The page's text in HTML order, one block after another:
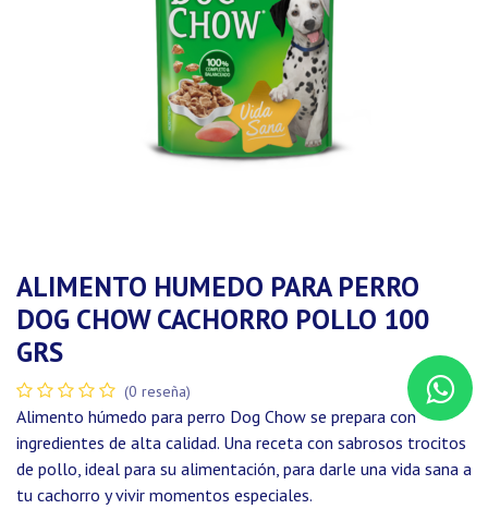
ALIMENTO HUMEDO PARA PERRO
DOG CHOW CACHORRO POLLO 100
GRS
(0 reseña)
Alimento húmedo para perro Dog Chow se prepara con
ingredientes de alta calidad. Una receta con sabrosos trocitos
de pollo, ideal para su alimentación, para darle una vida sana a
tu cachorro y vivir momentos especiales.